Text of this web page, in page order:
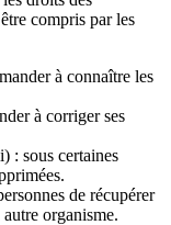
compris par les
à connaître les
à corriger ses
: sous certaines
de récupérer
organisme.